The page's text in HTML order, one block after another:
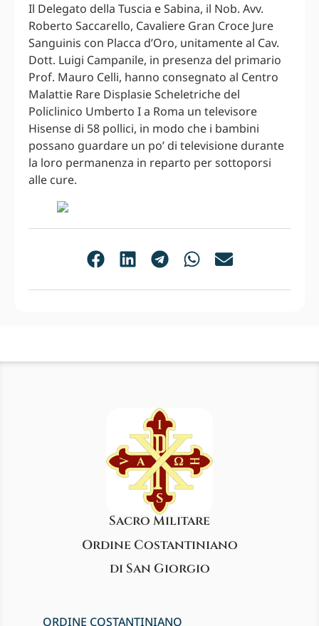
Il Delegato della Tuscia e Sabina, il Nob. Avv.
Roberto Saccarello, Cavaliere Gran Croce Jure
Sanguinis con Placca d’Oro, unitamente al Cav.
Dott. Luigi Campanile, in presenza del primario
Prof. Mauro Celli, hanno consegnato al Centro
Malattie Rare Displasie Scheletriche del
Policlinico Umberto I a Roma un televisore
Hisense di 58 pollici, in modo che i bambini
possano guardare un po’ di televisione durante
la loro permanenza in reparto per sottoporsi
alle cure.
Sacro Militare
Ordine Costantiniano
di San Giorgio
ORDINE COSTANTINIANO